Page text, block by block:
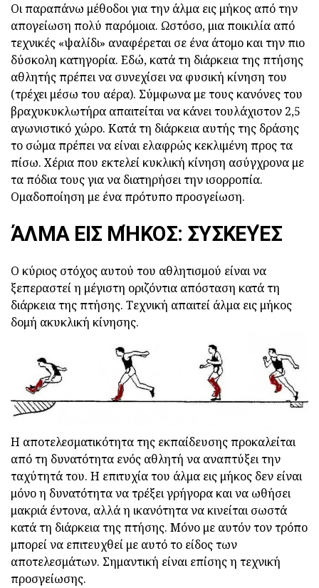
Οι παραπάνω μέθοδοι για την άλμα εις μήκος από την
απογείωση πολύ παρόμοια. Ωστόσο, μια ποικιλία από
τεχνικές «ψαλίδι» αναφέρεται σε ένα άτομο και την πιο
δύσκολη κατηγορία. Εδώ, κατά τη διάρκεια της πτήσης
αθλητής πρέπει να συνεχίσει να φυσική κίνηση του
(τρέχει μέσω του αέρα). Σύμφωνα με τους κανόνες του
βραχυκυκλωτήρα απαιτείται να κάνει τουλάχιστον 2,5
αγωνιστικό χώρο. Κατά τη διάρκεια αυτής της δράσης
το σώμα πρέπει να είναι ελαφρώς κεκλιμένη προς τα
πίσω. Χέρια που εκτελεί κυκλική κίνηση ασύγχρονα με
τα πόδια τους για να διατηρήσει την ισορροπία.
Ομαδοποίηση με ένα πρότυπο προσγείωση.
ΆΛΜΑ ΕΙΣ ΜΉΚΟΣ: ΣΥΣΚΕΥΈΣ
Ο κύριος στόχος αυτού του αθλητισμού είναι να
ξεπεραστεί η μέγιστη οριζόντια απόσταση κατά τη
διάρκεια της πτήσης. Τεχνική απαιτεί άλμα εις μήκος
δομή ακυκλική κίνησης.
Η αποτελεσματικότητα της εκπαίδευσης προκαλείται
από τη δυνατότητα ενός αθλητή να αναπτύξει την
ταχύτητά του. Η επιτυχία του άλμα εις μήκος δεν είναι
μόνο η δυνατότητα να τρέξει γρήγορα και να ωθήσει
μακριά έντονα, αλλά η ικανότητα να κινείται σωστά
κατά τη διάρκεια της πτήσης. Μόνο με αυτόν τον τρόπο
μπορεί να επιτευχθεί με αυτό το είδος των
αποτελεσμάτων. Σημαντική είναι επίσης η τεχνική
προσγείωσης.